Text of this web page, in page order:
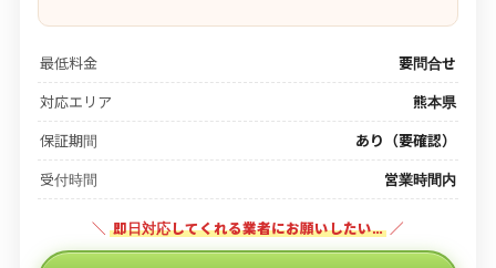
最低料金 要問合せ
対応エリア 熊本県
保証期間 あり（要確認）
受付時間 営業時間内
＼ 即日対応してくれる業者にお願いしたい… ／